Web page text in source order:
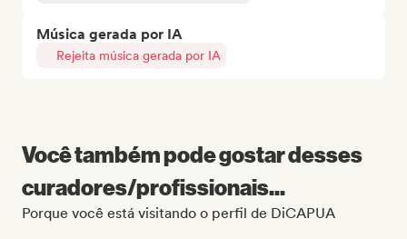
Música gerada por IA
Rejeita música gerada por IA
Você também pode gostar desses
curadores/profissionais...
Porque você está visitando o perfil de DiCAPUA